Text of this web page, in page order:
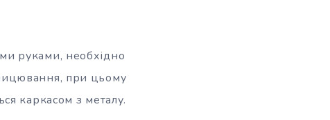
руками, необхідно
при цьому
каркасом з металу.